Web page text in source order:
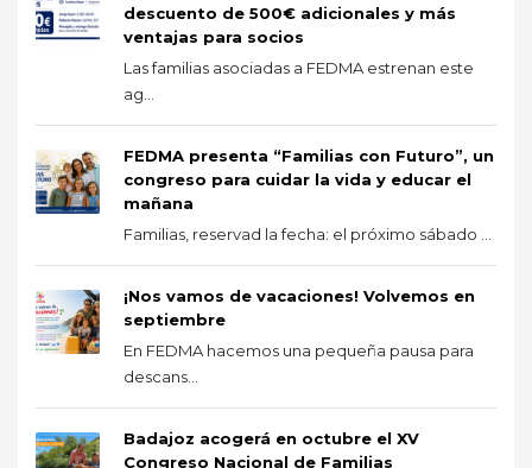
descuento de 500€ adicionales y más
ventajas para socios
Las familias asociadas a FEDMA estrenan este
ag...
FEDMA presenta “Familias con Futuro”, un
congreso para cuidar la vida y educar el
mañana
Familias, reservad la fecha: el próximo sábado ...
¡Nos vamos de vacaciones! Volvemos en
septiembre
En FEDMA hacemos una pequeña pausa para
descans...
Badajoz acogerá en octubre el XV
Congreso Nacional de Familias